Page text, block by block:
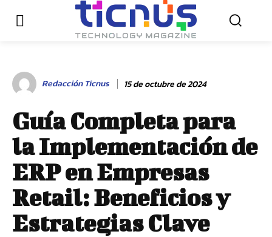
Redacción Ticnus 15 de octubre de 2024
Guía Completa para
la Implementación de
ERP en Empresas
Retail: Beneficios y
Estrategias Clave